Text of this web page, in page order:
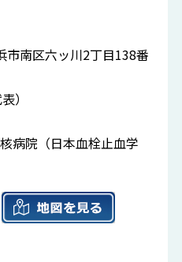
市南区六ッ川2丁目138番
）
病院（日本血栓止血学